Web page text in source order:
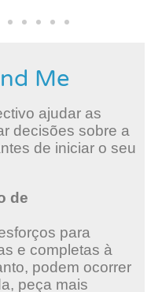
Me
ajudar as
decisões sobre a
de iniciar o seu
de
para
e completas à
podem ocorrer
peça mais